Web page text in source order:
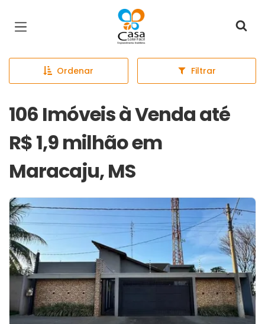
Página inicial
Ordenar Filtrar
106 Imóveis à Venda até
R$ 1,9 milhão em
Maracaju, MS